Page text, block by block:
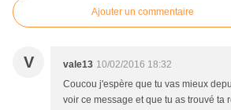
Ajouter un commentaire
V vale13 10/02/2016 18:32
Coucou j'espère que tu vas mieux
voir ce message et que tu as trouvé ta